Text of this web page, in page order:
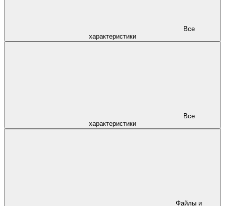
характеристики
характеристики